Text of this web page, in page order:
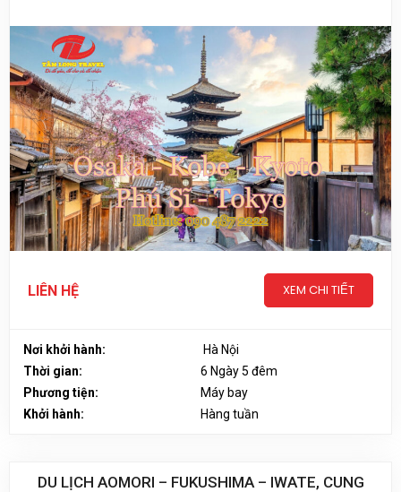
LIÊN HỆ XEM CHI TIẾT
Nơi khởi hành:
Hà Nội
Thời gian:
6 Ngày 5 đêm
Phương tiện:
Máy bay
Khởi hành:
Hàng tuần
DU LỊCH AOMORI – FUKUSHIMA – IWATE, CUNG